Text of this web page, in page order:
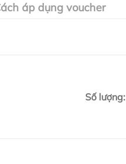
áp dụng voucher
Số lượng: